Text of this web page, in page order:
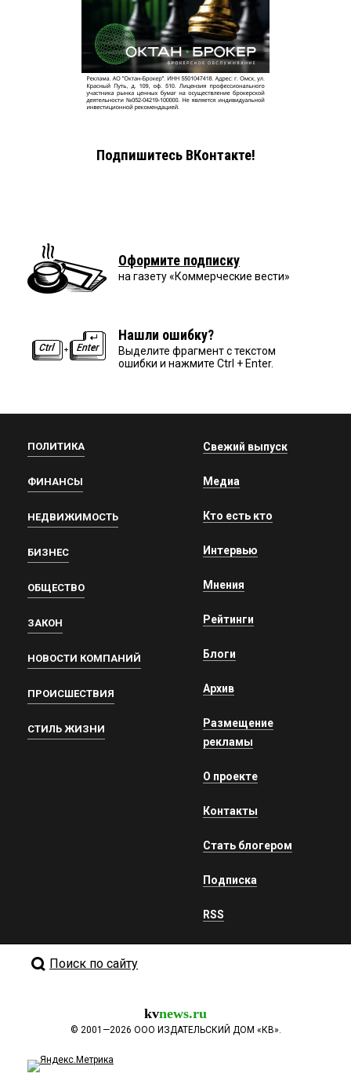
Подпишитесь ВКонтакте!
Оформите подписку
на газету «Коммерческие вести»
Нашли ошибку?
Выделите фрагмент с текстом
ошибки и нажмите Ctrl + Enter.
ПОЛИТИКА
ФИНАНСЫ
НЕДВИЖИМОСТЬ
БИЗНЕС
ОБЩЕСТВО
ЗАКОН
НОВОСТИ КОМПАНИЙ
ПРОИСШЕСТВИЯ
СТИЛЬ ЖИЗНИ
Свежий выпуск
Медиа
Кто есть кто
Интервью
Мнения
Рейтинги
Блоги
Архив
Размещение
рекламы
О проекте
Контакты
Стать блогером
Подписка
RSS
Поиск по сайту
kvnews.ru
© 2001—2026 ООО ИЗДАТЕЛЬСКИЙ ДОМ «КВ».